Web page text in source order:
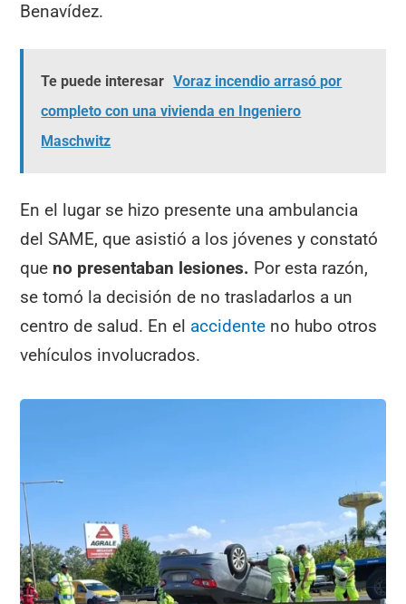
Benavídez.
Te puede interesar Voraz incendio arrasó por
completo con una vivienda en Ingeniero
Maschwitz
En el lugar se hizo presente una ambulancia
del SAME, que asistió a los jóvenes y constató
que no presentaban lesiones. Por esta razón,
se tomó la decisión de no trasladarlos a un
centro de salud. En el accidente no hubo otros
vehículos involucrados.